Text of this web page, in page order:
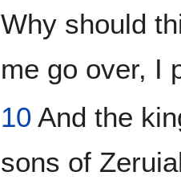
Why should
me go over, I
10 And the
sons of